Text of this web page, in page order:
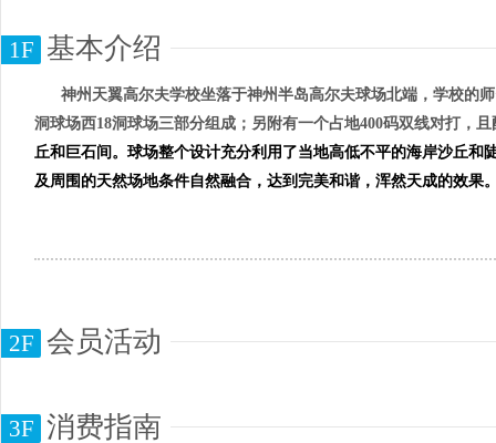
1F 基本介绍
神州天翼高尔夫学校坐落于神州半岛高尔夫球场北端，学校的
洞球场西18洞球场三部分组成；另附有一个占地400码双线对打，
丘和巨石间。球场整个设计充分利用了当地高低不平的海岸沙丘和
及周围的天然场地条件自然融合，达到完美和谐，浑然天成的效果
2F 会员活动
3F 消费指南